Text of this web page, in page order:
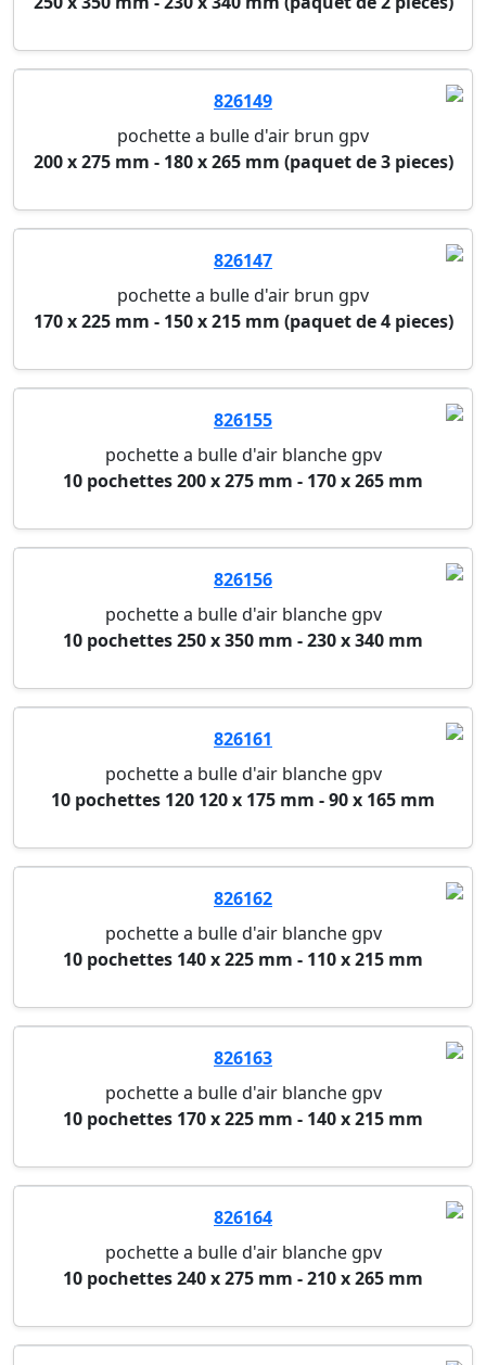
826149
pochette a bulle d'air brun gpv
200 x 275 mm - 180 x 265 mm (paquet de 3 pieces)
826147
pochette a bulle d'air brun gpv
170 x 225 mm - 150 x 215 mm (paquet de 4 pieces)
826155
pochette a bulle d'air blanche gpv
10 pochettes 200 x 275 mm - 170 x 265 mm
826156
pochette a bulle d'air blanche gpv
10 pochettes 250 x 350 mm - 230 x 340 mm
826161
pochette a bulle d'air blanche gpv
10 pochettes 120 120 x 175 mm - 90 x 165 mm
826162
pochette a bulle d'air blanche gpv
10 pochettes 140 x 225 mm - 110 x 215 mm
826163
pochette a bulle d'air blanche gpv
10 pochettes 170 x 225 mm - 140 x 215 mm
826164
pochette a bulle d'air blanche gpv
10 pochettes 240 x 275 mm - 210 x 265 mm